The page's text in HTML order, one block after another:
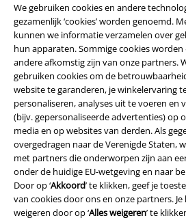
We gebruiken cookies en andere
gezamenlijk ‘cookies’ worden genoemd.
kunnen we informatie verzamelen over
hun apparaten. Sommige cookies
andere afkomstig zijn van onze partners.
gebruiken cookies om de
website te garanderen, je winkelervaring
personaliseren, analyses uit te voeren en
(bijv. gepersonaliseerde advertenties) op
media en op websites van derden. Als
overgedragen naar de Verenigde Staten,
met partners die onderworpen zijn aan
onder de huidige EU-wetgeving en naar
Door op ‘Akkoord’ te klikken, geef je
van cookies door ons en onze partners.
weigeren door op ‘Alles weigeren’ te
Legal
Algemene Voorwaarden
Bedrijfsgegevens
Privacyverklaring
Verklaring van conformiteit
Informatie over toegankelijkheid